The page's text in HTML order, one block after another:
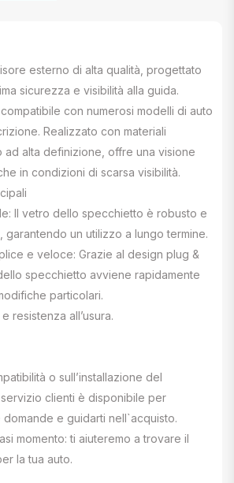
esterno di alta qualità, progettato
sicurezza e visibilità alla guida.
con numerosi modelli di auto
Realizzato con materiali
ad alta definizione, offre una visione
in condizioni di scarsa visibilità.
Il vetro dello specchietto è robusto e
garantendo un utilizzo a lungo termine.
e veloce: Grazie al design plug &
specchietto avviene rapidamente
particolari.
resistenza all’usura.
o sull’installazione del
clienti è disponibile per
e guidarti nell`acquisto.
momento: ti aiuteremo a trovare il
la tua auto.